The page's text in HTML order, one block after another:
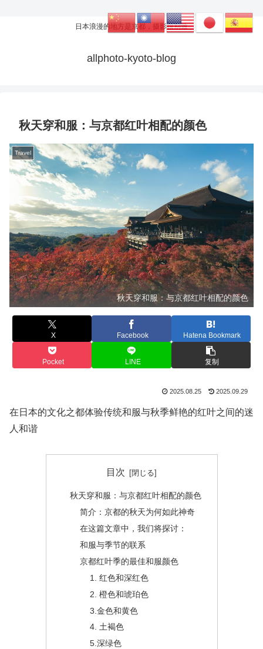
日本浪漫的地方是京都，摄影很别致
allphoto-kyoto-blog
秋天穿和服：与京都红叶相配的颜色
Travel
秋天穿和服：与京都红叶相配的颜色
X Facebook Hatena Bookmark
Pocket LINE 复制
2025.08.25 2025.09.29
在日本的文化之都体验传统和服与秋季鲜艳的红叶之间的迷
人和谐
目次
秋天穿和服：与京都红叶相配的颜色
简介：京都的秋天为何如此神奇
在这篇文章中，我们将探讨：
和服与季节的联系
京都红叶季的最佳和服颜色
1. 红色和深红色
2. 橙色和琥珀色
3.金色和黄色
4. 土褐色
5.深绿色